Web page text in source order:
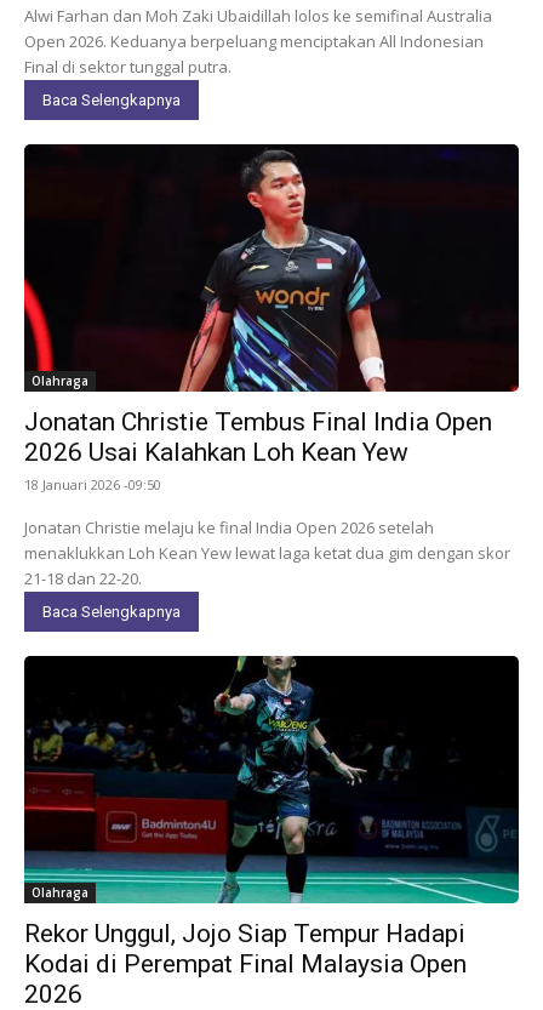
Alwi Farhan dan Moh Zaki Ubaidillah lolos ke semifinal Australia
Open 2026. Keduanya berpeluang menciptakan All Indonesian
Final di sektor tunggal putra.
Baca Selengkapnya
Olahraga
Jonatan Christie Tembus Final India Open
2026 Usai Kalahkan Loh Kean Yew
18 Januari 2026 -09:50
Jonatan Christie melaju ke final India Open 2026 setelah
menaklukkan Loh Kean Yew lewat laga ketat dua gim dengan skor
21-18 dan 22-20.
Baca Selengkapnya
Olahraga
Rekor Unggul, Jojo Siap Tempur Hadapi
Kodai di Perempat Final Malaysia Open
2026